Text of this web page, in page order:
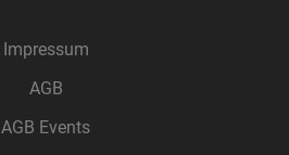
Impressum
AGB
AGB Events